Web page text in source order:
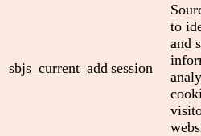
sbjs_current_add session
to
and